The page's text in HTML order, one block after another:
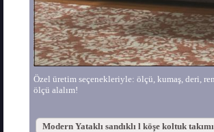
Özel üretim seçenekleriyle: ölçü, kumaş, deri,
ölçü alalım!
Modern Yataklı sandıklı l köşe koltuk takımı